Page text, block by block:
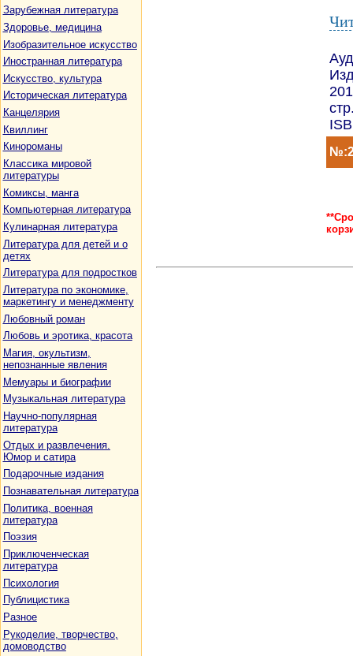
Зарубежная литература
Здоровье, медицина
Изобразительное искусство
Иностранная литература
Искусство, культура
Историческая литература
Канцелярия
Квиллинг
Кинороманы
Классика мировой
литературы
Комиксы, манга
Компьютерная литература
Кулинарная литература
Литература для детей и о
детях
Литература для подростков
Литература по экономике,
маркетингу и менеджменту
Любовный роман
Любовь и эротика, красота
Магия, окультизм,
непознанные явления
Мемуары и биографии
Музыкальная литература
Научно-популярная
литература
Отдых и развлечения.
Юмор и сатира
Подарочные издания
Познавательная литература
Политика, военная
литература
Поэзия
Приключенческая
литература
Психология
Публицистика
Разное
Рукоделие, творчество,
домоводство